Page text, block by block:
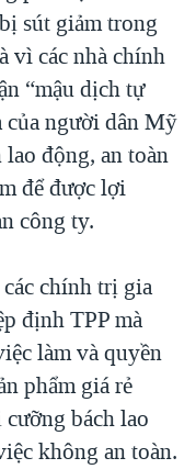
sút giảm trong
vì các nhà chính
“mậu dịch tự
của người dân Mỹ
lao động, an toàn
để được lợi
công ty.
chính trị gia
định TPP mà
làm và quyền
phẩm giá rẻ
bách lao
không an toàn.